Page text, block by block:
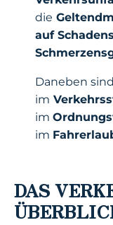
die
auf
Daneben
im
im
im
DAS